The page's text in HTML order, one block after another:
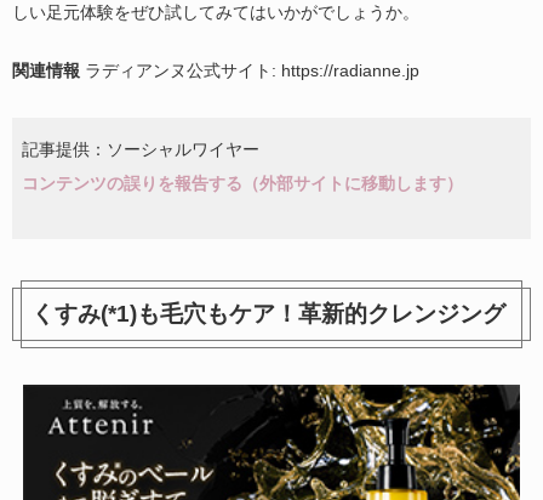
しい足元体験をぜひ試してみてはいかがでしょうか。
関連情報 ラディアンヌ公式サイト: https://radianne.jp
記事提供：ソーシャルワイヤー
コンテンツの誤りを報告する（外部サイトに移動します）
くすみ(*1)も毛穴もケア！革新的クレンジング